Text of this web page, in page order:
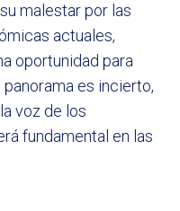
malestar por las
actuales,
oportunidad para
es incierto,
voz de los
fundamental en las